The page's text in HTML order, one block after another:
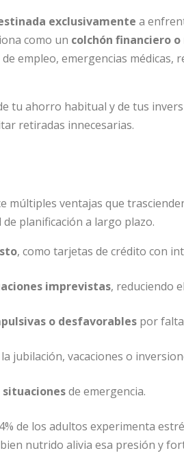
exclusivamente a
como un colchón financiero
empleo, emergencias médicas,
tu ahorro habitual y de tus
retiradas innecesarias.
múltiples ventajas que
planificación a largo plazo.
, como tarjetas de crédito con
imprevistas, reduciendo
o desfavorables por
jubilación, vacaciones o
de emergencia.
de los adultos experimenta
nutrido alivia esa presión y